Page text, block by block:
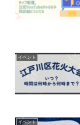
イベント
イベント